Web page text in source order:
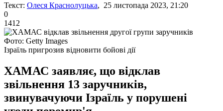
Текст: Олеся Краснолуцька, 25 листопада 2023, 21:20
0
1412
Фото: Getty Images
Ізраїль пригрозив відновити бойові дії
ХАМАС заявляє, що відклав
звільнення 13 заручників,
звинувачуючи Ізраїль у порушені